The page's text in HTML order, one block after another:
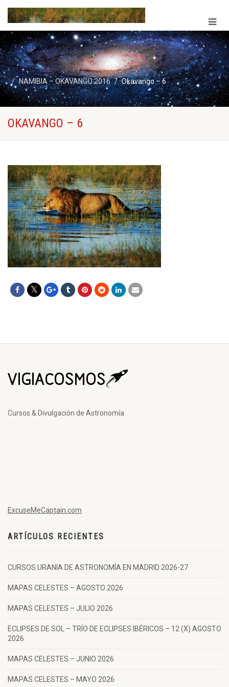
NAMIBIA – OKAVANGO 2016 Okavango – 6
OKAVANGO – 6
Cursos & Divulgación de Astronomía
ExcuseMeCaptain.com
ARTÍCULOS RECIENTES
CURSOS URANIA DE ASTRONOMÍA EN MADRID 2026-27
MAPAS CELESTES – AGOSTO 2026
MAPAS CELESTES – JULIO 2026
ECLIPSES DE SOL – TRÍO DE ECLIPSES IBÉRICOS – 12 (X) AGOSTO
2026
MAPAS CELESTES – JUNIO 2026
MAPAS CELESTES – MAYO 2026